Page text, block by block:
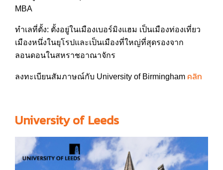
MBA
ทำเลที่ตั้ง: ตั้งอยู่ในเมืองเบอร์มิงแฮม เป็นเมืองท่องเที่ยว
เมืองหนึ่งในยุโรปและเป็นเมืองที่ใหญ่ที่สุดรองจาก
ลอนดอนในสหราชอาณาจักร
ลงทะเบียนสัมภาษณ์กับ University of Birmingham คลิก
University of Leeds